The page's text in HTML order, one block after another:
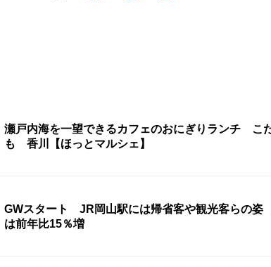
瀬戸内海を一望できるカフェのおにぎりランチ こ
も 香川【ほっとマルシェ】
GWスタート JR岡山駅には帰省客や観光客らの
は前年比15％増